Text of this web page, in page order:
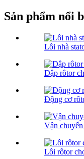
Sản phẩm nổi
Lôi nhà
Dập rôtor
Động cơ
Vận
Lôi rôtor